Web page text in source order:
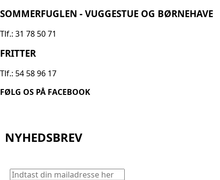
SOMMERFUGLEN - VUGGESTUE OG BØRNEHAVE
Tlf.: 31 78 50 71
FRITTER
Tlf.: 54 58 96 17
FØLG OS PÅ FACEBOOK
NYHEDSBREV